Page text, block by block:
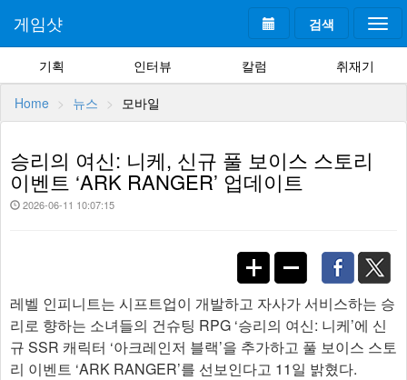
검색
게임샷
기획 인터뷰 칼럼 취재기
Home 뉴스 모바일
승리의 여신: 니케, 신규 풀 보이스 스토리
이벤트 ‘ARK RANGER’ 업데이트
2026-06-11 10:07:15
레벨 인피니트는 시프트업이 개발하고 자사가 서비스하는 승
리로 향하는 소녀들의 건슈팅 RPG ‘승리의 여신: 니케’에 신
규 SSR 캐릭터 ‘아크레인저 블랙’을 추가하고 풀 보이스 스토
리 이벤트 ‘ARK RANGER’를 선보인다고 11일 밝혔다.